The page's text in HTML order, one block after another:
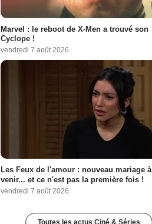
Marvel : le reboot de X-Men a trouvé son
Cyclope !
vendredi 7 août 2026
Les Feux de l'amour : nouveau mariage à
venir... et ce n'est pas la première fois !
vendredi 7 août 2026
Toutes les actus Ciné & Séries